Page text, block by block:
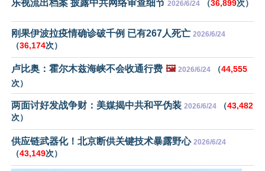
乐视流出档案 披露中共网络审查细节 2026/6/24 （36,899次）
刚果伊波拉疫情确诊破千例 已有267人死亡 2026/6/24
（36,174次）
卢比奥：霍尔木兹海峡不会收通行费 🖼️ 2026/6/24 （44,555
次）
两面讨好发战争财：美媒揭中共和平伪装 2026/6/24 （43,482
次）
供应链武器化！北京断供关键技术暴露野心 2026/6/24
（43,149次）